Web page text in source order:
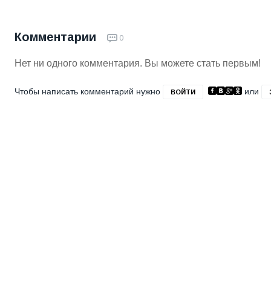
Комментарии 0
Нет ни одного комментария. Вы можете стать первым!
Чтобы написать комментарий нужно ВОЙТИ или